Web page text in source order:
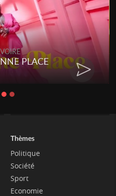
PLACE
Thèmes
Politique
Société
Sport
Economie